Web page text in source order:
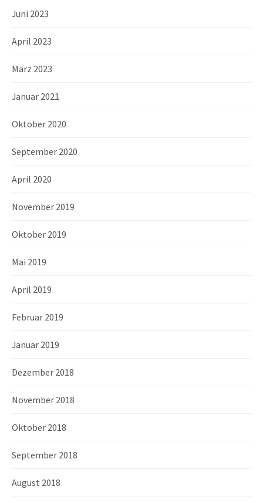
Juni 2023
April 2023
März 2023
Januar 2021
Oktober 2020
September 2020
April 2020
November 2019
Oktober 2019
Mai 2019
April 2019
Februar 2019
Januar 2019
Dezember 2018
November 2018
Oktober 2018
September 2018
August 2018